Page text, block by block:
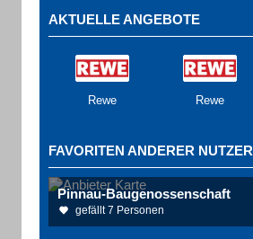
AKTUELLE ANGEBOTE
Rewe Rewe
FAVORITEN ANDERER NUTZER
Pinnau-Baugenossenschaft
gefällt 7 Personen